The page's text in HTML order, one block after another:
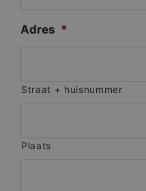
Adres *
Straat + huisnummer
Plaats